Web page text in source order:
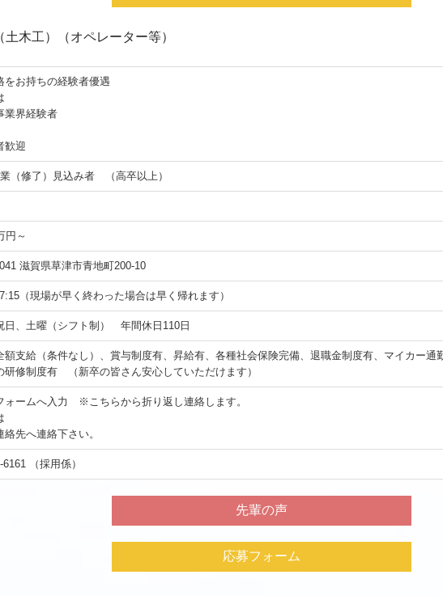
木工）（オペレーター等）
をお持ちの経験者優遇
業界経験者
歓迎
（修了）見込み者 （高卒以上）
円～
滋賀県草津市青地町200-10
（現場が早く終わった場合は早く帰れます）
日、土曜（シフト制） 年間休日110日
額支給（条件なし）、賞与制度有、昇給有、各種社会保険完備、退職金制度有、マイカー通
修制度有 （新卒の皆さん安心していただけます）
ォームへ入力 ※こちらから折り返し連絡します。
絡先へ連絡下さい。
6161 （採用係）
先輩の声
応募フォーム